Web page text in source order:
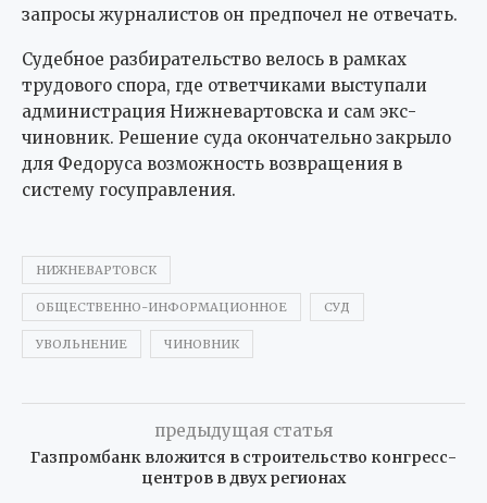
запросы журналистов он предпочел не отвечать.
Судебное разбирательство велось в рамках
трудового спора, где ответчиками выступали
администрация Нижневартовска и сам экс-
чиновник. Решение суда окончательно закрыло
для Федоруса возможность возвращения в
систему госуправления.
НИЖНЕВАРТОВСК
ОБЩЕСТВЕННО-ИНФОРМАЦИОННОЕ СУД
УВОЛЬНЕНИЕ ЧИНОВНИК
предыдущая статья
Газпромбанк вложится в строительство конгресс-
центров в двух регионах